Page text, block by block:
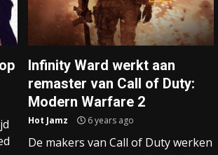
Infinity Ward werkt aan
remaster van Call of Duty:
Modern Warfare 2
Hot Jamz 6 years ago
De makers van Call of Duty werken